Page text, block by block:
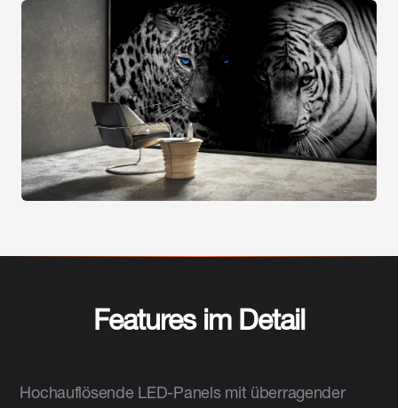
Features im Detail
Hochauflösende LED-Panels mit überragender